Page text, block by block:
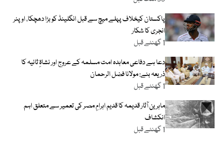
پاکستان کیخلاف پہلے میچ سے قبل انگلینڈ کو بڑا دھچکا، اوپنر
انجری کا شکار
1 گھنٹے قبل
دعا ہے دفاعی معاہدہ امت مسلمہ کے عروج اور نشاۃِ ثانیہ کا
ذریعہ بنے: مولانا فضل الرحمان
1 گھنٹے قبل
ماہرین آثار قدیمہ کا قدیم اہرامِ مصر کی تعمیر سے متعلق اہم
انکشاف
1 گھنٹے قبل